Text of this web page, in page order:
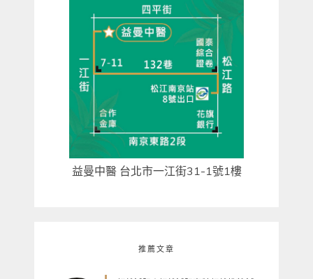
益曼中醫 台北市一江街31-1號1樓
推薦文章